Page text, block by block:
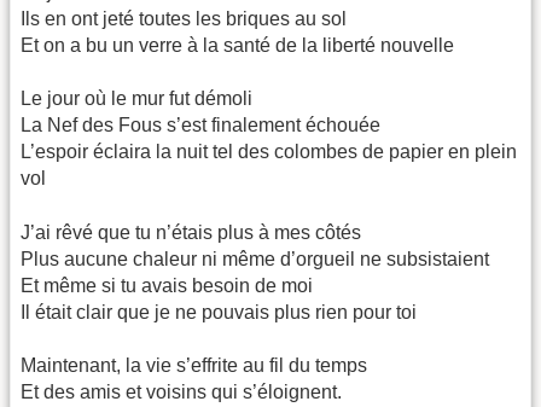
Ils en ont jeté toutes les briques au sol
Et on a bu un verre à la santé de la liberté nouvelle
Le jour où le mur fut démoli
La Nef des Fous s’est finalement échouée
L’espoir éclaira la nuit tel des colombes de papier en plein
vol
J’ai rêvé que tu n’étais plus à mes côtés
Plus aucune chaleur ni même d’orgueil ne subsistaient
Et même si tu avais besoin de moi
Il était clair que je ne pouvais plus rien pour toi
Maintenant, la vie s’effrite au fil du temps
Et des amis et voisins qui s’éloignent.